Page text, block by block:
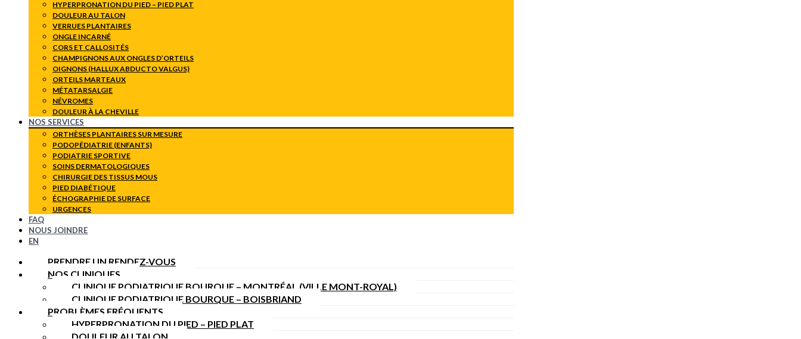
HYPERPRONATION DU PIED – PIED PLAT
DOULEUR AU TALON
VERRUES PLANTAIRES
ONGLE INCARNÉ
CORS ET CALLOSITÉS
CHAMPIGNONS AUX ONGLES D’ORTEILS
OIGNONS (HALLUX ABDUCTO VALGUS)
ORTEILS MARTEAUX
MÉTATARSALGIE
NÉVROMES
DOULEUR À LA CHEVILLE
NOS SERVICES
ORTHÈSES PLANTAIRES SUR MESURE
PODOPÉDIATRIE (ENFANTS)
PODIATRIE SPORTIVE
SOINS DERMATOLOGIQUES
CHIRURGIE DES TISSUS MOUS
PIED DIABÉTIQUE
ÉCHOGRAPHIE DE SURFACE
URGENCES
FAQ
NOUS JOINDRE
EN
PRENDRE UN RENDEZ-VOUS
NOS CLINIQUES
CLINIQUE PODIATRIQUE BOURQUE – MONTRÉAL (VILLE MONT-ROYAL)
CLINIQUE PODIATRIQUE BOURQUE – BOISBRIAND
PROBLÈMES FRÉQUENTS
HYPERPRONATION DU PIED – PIED PLAT
DOULEUR AU TALON